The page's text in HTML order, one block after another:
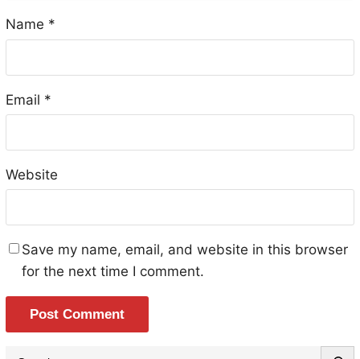
Name *
Email *
Website
Save my name, email, and website in this browser
for the next time I comment.